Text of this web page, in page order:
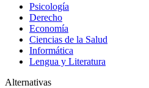
Psicología
Derecho
Economía
Ciencias de la Salud
Informática
Lengua y Literatura
Alternativas